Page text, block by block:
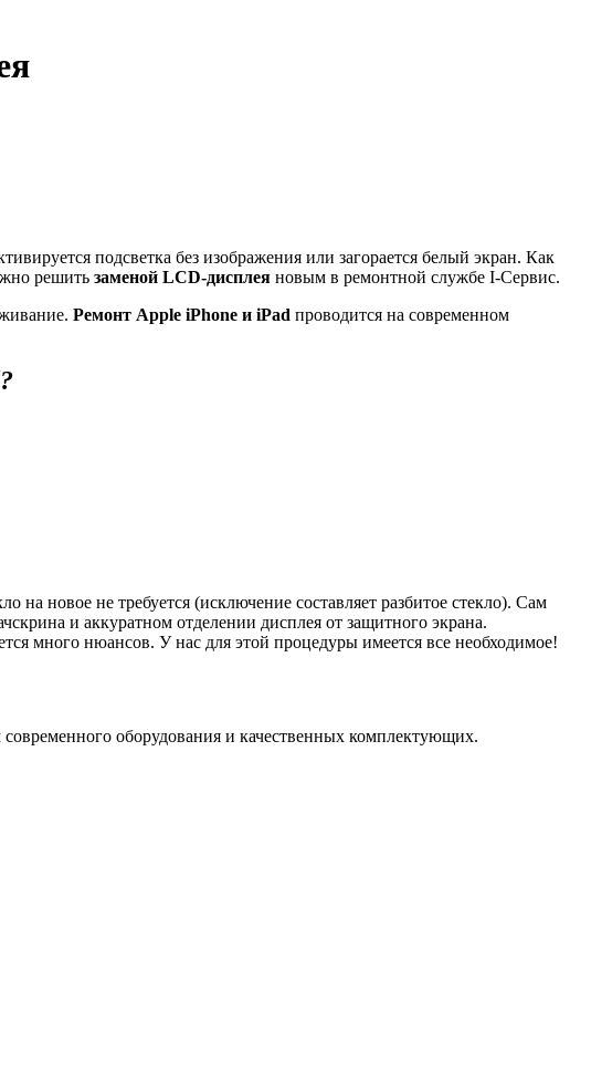
подсветка без изображения или загорается белый экран. Как
решить заменой LCD-дисплея новым в ремонтной службе I-Сервис.
Ремонт Apple iPhone и iPad проводится на современном
?
на новое не требуется (исключение составляет разбитое стекло). Сам
и аккуратном отделении дисплея от защитного экрана.
много нюансов. У нас для этой процедуры имеется все необходимое!
оборудования и качественных комплектующих.